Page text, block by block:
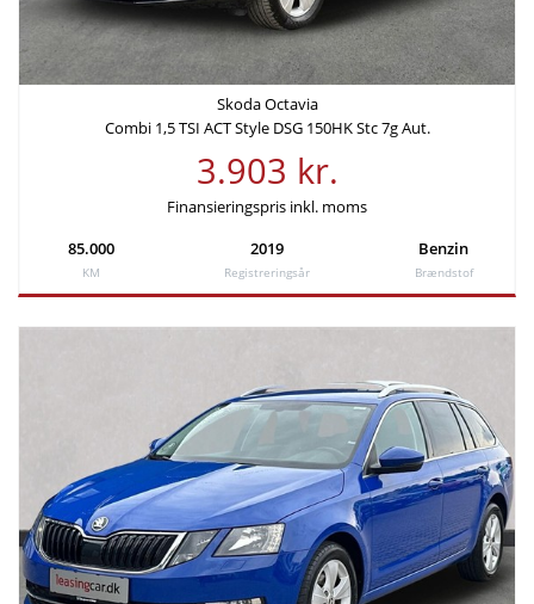
3,99%
Årlig debitorrente
4,06%
Løbetid Lånebeløb
215.920 kr.
55.096 kr.
Skoda Octavia
Combi 1,5 TSI ACT Style DSG 150HK Stc 7g Aut.
3.903 kr.
Finansieringspris inkl. moms
85.000
KM
2019
Registreringsår
Benzin
Brændstof